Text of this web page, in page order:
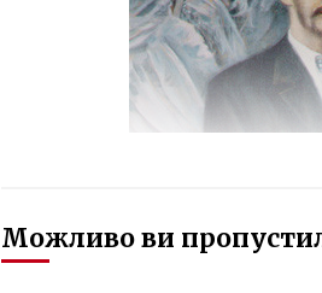
Можливо ви